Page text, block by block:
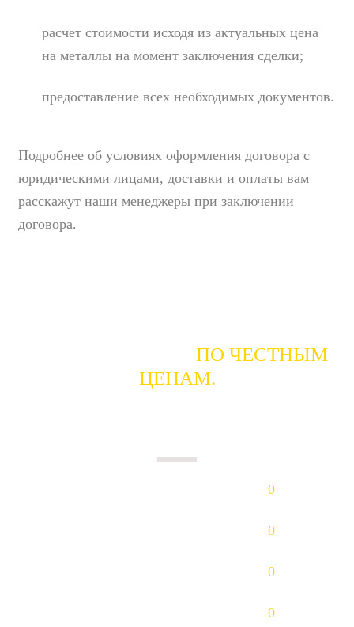
расчет стоимости исходя из актуальных цена
на металлы на момент заключения сделки;
предоставление всех необходимых документов.
Подробнее об условиях оформления договора с
юридическими лицами, доставки и оплаты вам
расскажут наши менеджеры при заключении
договора.
ПО ЧЕСТНЫМ
ЦЕНАМ.
0
0
0
0